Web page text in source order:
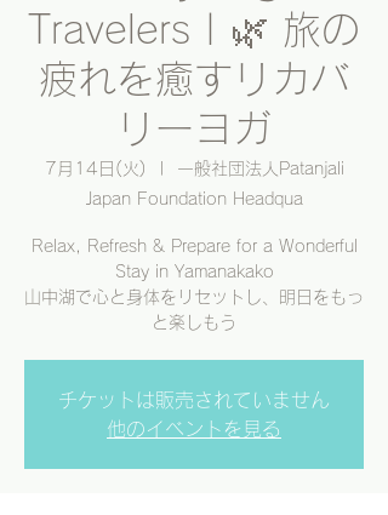
Travelers | 🌿 旅の
疲れを癒すリカバ
リーヨガ
7月14日(火)
一般社団法人Patanjali
Japan Foundation Headqua
Relax, Refresh & Prepare for a Wonderful
Stay in Yamanakako
山中湖で心と身体をリセットし、明日をもっ
と楽しもう
チケットは販売されていません
他のイベントを見る